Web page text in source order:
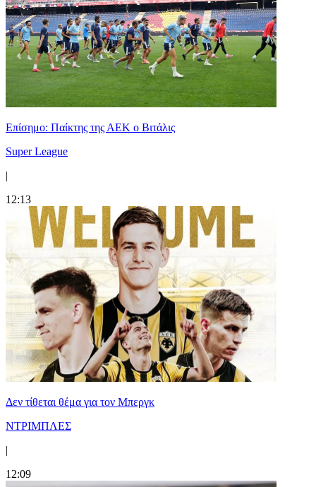
Επίσημο: Παίκτης της ΑΕΚ ο Βιτάλις
Super League
|
12:13
Δεν τίθεται θέμα για τον Μπεργκ
ΝΤΡΙΜΠΛΕΣ
|
12:09